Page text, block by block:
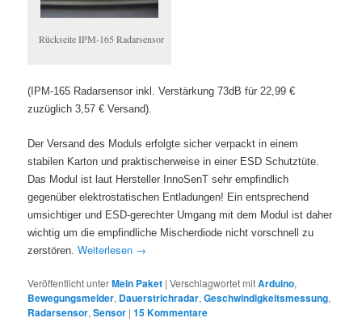
Rückseite IPM-165 Radarsensor
(IPM-165 Radarsensor inkl. Verstärkung 73dB für 22,99 €
zuzüglich 3,57 € Versand).
Der Versand des Moduls erfolgte sicher verpackt in einem
stabilen Karton und praktischerweise in einer ESD Schutztüte.
Das Modul ist laut Hersteller InnoSenT sehr empfindlich
gegenüber elektrostatischen Entladungen! Ein entsprechend
umsichtiger und ESD-gerechter Umgang mit dem Modul ist daher
wichtig um die empfindliche Mischerdiode nicht vorschnell zu
zerstören.Weiterlesen →
Veröffentlicht unterMein Paket |Verschlagwortet mitArduino,
Bewegungsmelder, Dauerstrichradar,Geschwindigkeitsmessung,
Radarsensor,Sensor |15Kommentare